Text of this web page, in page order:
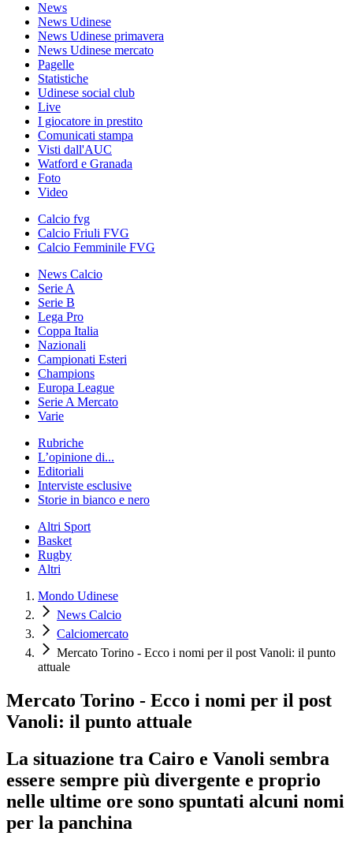
News
News Udinese
News Udinese primavera
News Udinese mercato
Pagelle
Statistiche
Udinese social club
Live
I giocatore in prestito
Comunicati stampa
Visti dall'AUC
Watford e Granada
Foto
Video
Calcio fvg
Calcio Friuli FVG
Calcio Femminile FVG
News Calcio
Serie A
Serie B
Lega Pro
Coppa Italia
Nazionali
Campionati Esteri
Champions
Europa League
Serie A Mercato
Varie
Rubriche
L’opinione di...
Editoriali
Interviste esclusive
Storie in bianco e nero
Altri Sport
Basket
Rugby
Altri
Mondo Udinese
News Calcio
Calciomercato
Mercato Torino - Ecco i nomi per il post Vanoli: il punto
attuale
Mercato Torino - Ecco i nomi per il post
Vanoli: il punto attuale
La situazione tra Cairo e Vanoli sembra
essere sempre più divergente e proprio
nelle ultime ore sono spuntati alcuni nomi
per la panchina